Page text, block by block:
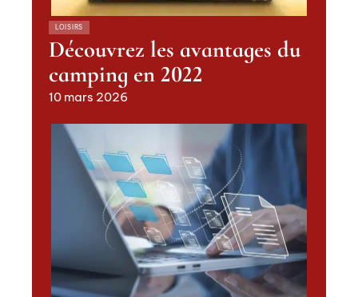
LOISIRS
Découvrez les avantages du
camping en 2022
10 mars 2026